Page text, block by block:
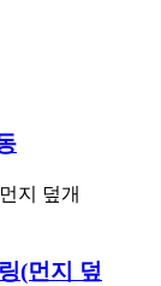
(먼지 덮